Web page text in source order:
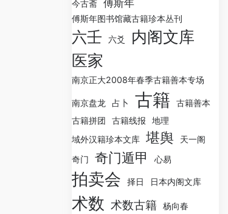
今古斋 傅斯年
傅斯年图书馆藏古籍珍本丛刊
六壬 六爻
内阁文库
医家
南京正大2008年春季古籍善本专场
南京盘龙 占卜 古籍
古籍善本
古籍拼团
古籍线报
地理
域外汉籍珍本文库 堪舆
天一阁
奇门
奇门遁甲 心易
拍卖会 择日 日本内阁文库
术数 术数古籍
杨向春